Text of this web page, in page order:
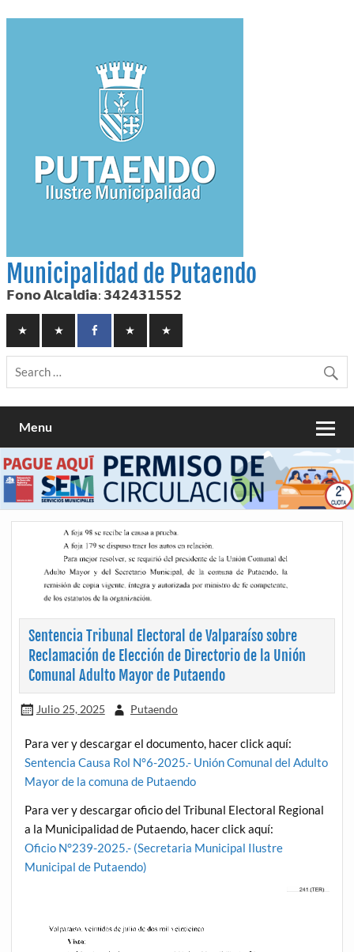
to
Municipalidad de Putaendo
𝗙𝗼𝗻𝗼 𝗔𝗹𝗰𝗮𝗹𝗱𝗶́𝗮: 𝟯𝟰𝟮𝟰𝟯𝟭𝟱𝟱𝟮
Menu
Sentencia Tribunal Electoral de Valparaíso sobre
Reclamación de Elección de Directorio de la Unión
Comunal Adulto Mayor de Putaendo
Julio 25, 2025 Putaendo
Para ver y descargar el documento, hacer click aquí:
Sentencia Causa Rol N°6-2025.- Unión Comunal del Adulto
Mayor de la comuna de Putaendo
Para ver y descargar oficio del Tribunal Electoral Regional
a la Municipalidad de Putaendo, hacer click aquí:
Oficio N°239-2025.- (Secretaria Municipal Ilustre
Municipal de Putaendo)